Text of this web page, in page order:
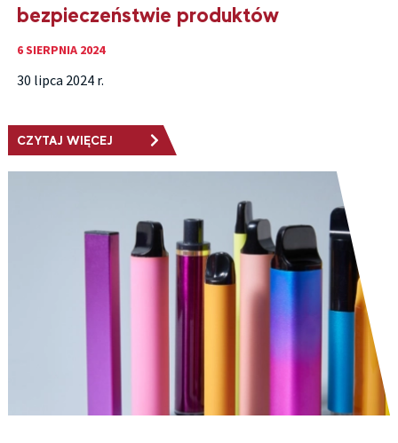
bezpieczeństwie produktów
6 SIERPNIA 2024
30 lipca 2024 r.
CZYTAJ WIĘCEJ